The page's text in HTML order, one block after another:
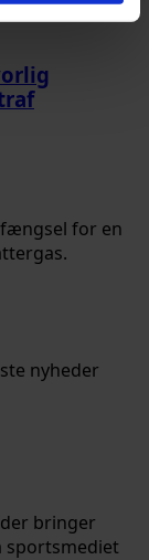
for en
nyheder
bringer
sportsmediet